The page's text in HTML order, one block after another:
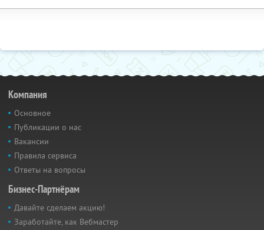
Компания
Основное
Публикации о нас
Вакансии
Правила сервиса
Ответы на вопросы
Бизнес-Партнёрам
Давайте сделаем акцию!
Заработайте, как Вебмастер